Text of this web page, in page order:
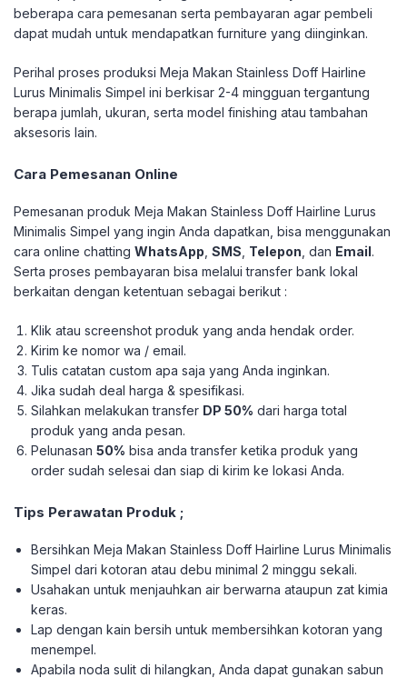
beberapa cara pemesanan serta pembayaran agar pembeli
dapat mudah untuk mendapatkan furniture yang diinginkan.
Perihal proses produksi Meja Makan Stainless Doff Hairline
Lurus Minimalis Simpel ini berkisar 2-4 mingguan tergantung
berapa jumlah, ukuran, serta model finishing atau tambahan
aksesoris lain.
Cara Pemesanan Online
Pemesanan produk Meja Makan Stainless Doff Hairline Lurus
Minimalis Simpel yang ingin Anda dapatkan, bisa menggunakan
cara online chatting WhatsApp SMS Telepon , dan Email.
Serta proses pembayaran bisa melalui transfer bank lokal
berkaitan dengan ketentuan sebagai berikut :
Klik atau screenshot produk yang anda hendak order.
Kirim ke nomor wa / email.
Tulis catatan custom apa saja yang Anda inginkan.
Jika sudah deal harga & spesifikasi.
Silahkan melakukan transfer DP 50% dari harga total
produk yang anda pesan.
Pelunasan50% bisa anda transfer ketika produk yang
order sudah selesai dan siap di kirim ke lokasi Anda.
Tips Perawatan Produk ;
Bersihkan Meja Makan Stainless Doff Hairline Lurus Minimalis
Simpel dari kotoran atau debu minimal 2 minggu sekali.
Usahakan untuk menjauhkan air berwarna ataupun zat kimia
keras.
Lap dengan kain bersih untuk membersihkan kotoran yang
menempel.
Apabila noda sulit di hilangkan, Anda dapat gunakan sabun